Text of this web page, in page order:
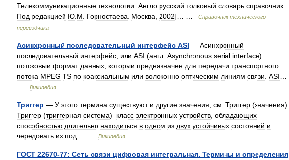
Телекоммуникационные технологии Англо русский толковый словарь справочник
Под редакцией Ю М Горностаева Москва 2002]… … Справочник технического
переводчика
Асинхронный последовательный интерфейс ASI — Асинхронный
последовательный интерфейс или ASI (англ Asynchronous serial interface)
потоковый формат данных который предназначен для передачи транспортного
потока MPEG TS по коаксиальным или волоконно оптическим линиям связи ASI
Википедия
Триггер — У этого термина существуют и другие значения см Триггер (значения).
Триггер (триггерная система) класс электронных устройств обладающих
способностью длительно находиться в одном из двух устойчивых состояний и
чередовать их под Википедия
ГОСТ 22670-77: Сеть связи цифровая интегральная. Термины и определения